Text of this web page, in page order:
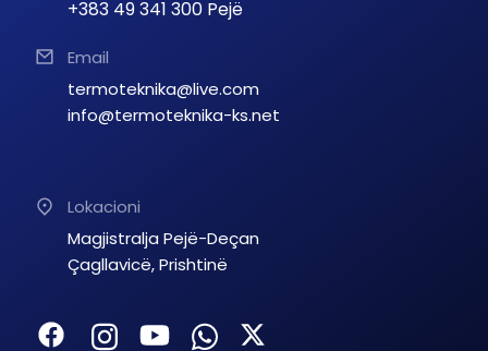
+383 49 341 300 Pejë
Email
termoteknika@live.com
info@termoteknika-ks.net
Lokacioni
Magjistralja Pejë-Deçan
Çagllavicë, Prishtinë